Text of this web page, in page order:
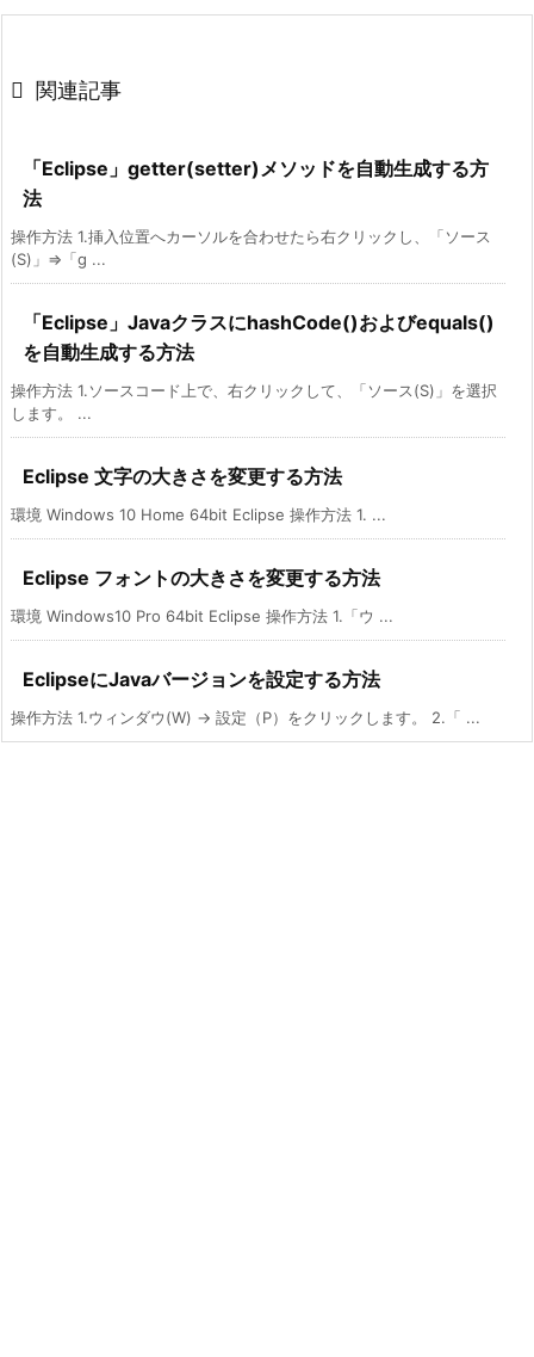
 関連記事
「Eclipse」getter(setter)メソッドを自動生成する方
法
操作方法 1.挿入位置へカーソルを合わせたら右クリックし、「ソース
(S)」⇒「g ...
「Eclipse」JavaクラスにhashCode()およびequals()
を自動生成する方法
操作方法 1.ソースコード上で、右クリックして、「ソース(S)」を選択
します。 ...
Eclipse 文字の大きさを変更する方法
環境 Windows 10 Home 64bit Eclipse 操作方法 1. ...
Eclipse フォントの大きさを変更する方法
環境 Windows10 Pro 64bit Eclipse 操作方法 1.「ウ ...
EclipseにJavaバージョンを設定する方法
操作方法 1.ウィンダウ(W) -> 設定（P）をクリックします。 2.「 ...